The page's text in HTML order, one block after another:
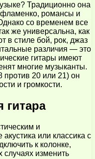
Традиционно она
фламенко, романсы и
со временем все
же универсальна, как
в стиле бой, рок, джаз
различия — это
гитары имеют
многие музыканты.
против 20 или 21) он
и громкости.
гитара
и
или классика с
к колонке,
случаях изменить